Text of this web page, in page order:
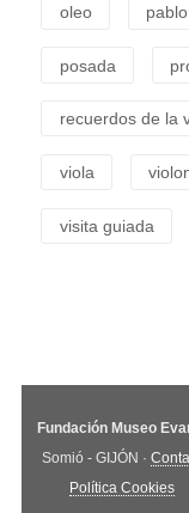
oleo
posada
recuerdos de la
viola
visita guiada
Fundación Museo
Somió - GIJÓN ·
Política Cookies